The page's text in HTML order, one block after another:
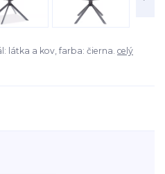
látka a kov, farba: čierna. celý